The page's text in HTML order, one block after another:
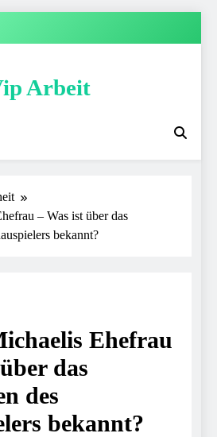
Arbeit
– Was ist über das
bekannt?
Ehefrau
das
des
bekannt?